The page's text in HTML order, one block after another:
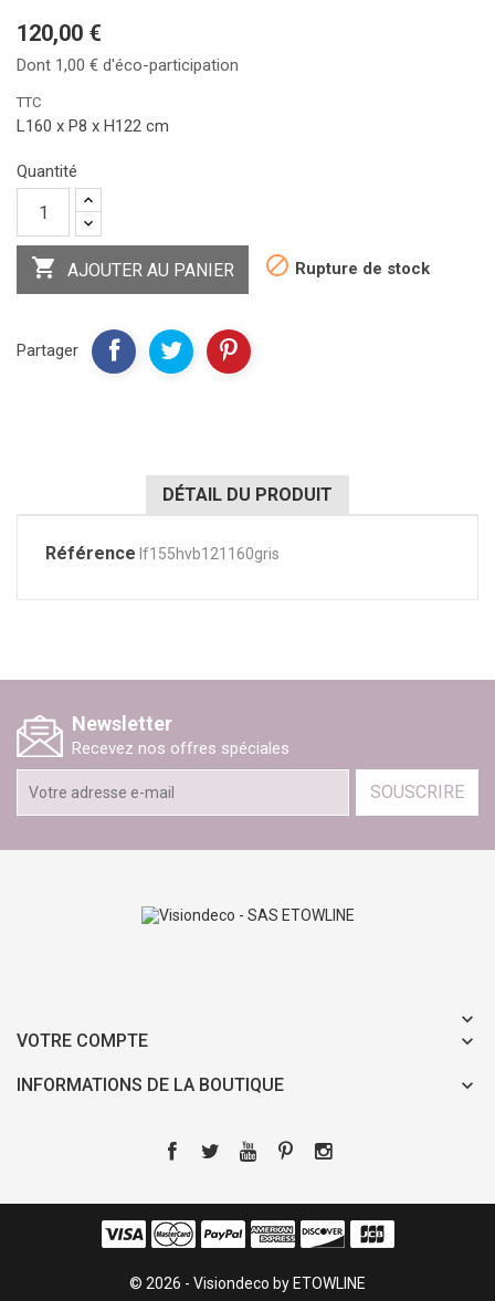
120,00 €
Dont 1,00 € d'éco-participation
TTC
L160 x P8 x H122 cm
Quantité
 AJOUTER AU PANIER  Rupture de stock
Partager
DÉTAIL DU PRODUIT
Référence lf155hvb121160gris
Newsletter
Recevez nos offres spéciales
SOUSCRIRE
VOTRE COMPTE
INFORMATIONS DE LA BOUTIQUE
© 2026 - Visiondeco by ETOWLINE